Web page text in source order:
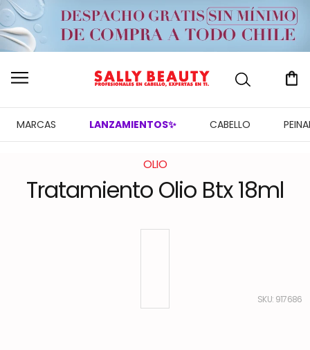
MARCAS LANZAMIENTOS✨ CABELLO
OLIO
Tratamiento Olio Btx 18ml
: 917686